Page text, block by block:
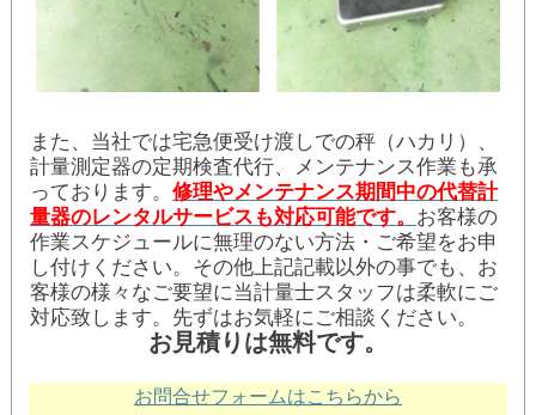
また、当社では宅急便受け渡しでの秤（ハカリ）、
計量測定器の定期検査代行、メンテナンス作業も承
っております。 修理やメンテナンス期間中の代替計
量器のレンタルサービスも対応可能です。 お客様の
作業スケジュールに無理のない方法・ご希望をお申
し付けください。その他上記記載以外の事でも、お
客様の様々なご要望に当計量士スタッフは柔軟にご
対応致します。先ずはお気軽にご相談ください。
お見積りは無料です。
お問合せフォームはこちらから